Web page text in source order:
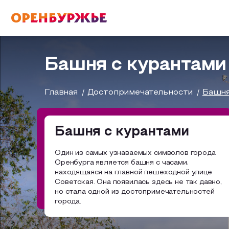
О РЕГИОНЕ
О регионе
Фотобанк
Бузулук и Бузулукский район
Соль-Илецкий район
Саракташский район
МОЙ МАРШРУТ
Маршруты от туроператоров
Промышленный туризм
Пешеходный туризм
ГДЕ ПОЕСТЬ
ГДЕ ОСТАНОВИТЬСЯ
Русский(RU)Башня с курантами
Главная Достопримечательности
Башня с курантами
Один из самых узнаваемых символов города
Оренбурга является башня с часами,
находящаяся на главной пешеходной улице
Советская. Она появилась здесь не так давно,
но стала одной из достопримечательностей
города.